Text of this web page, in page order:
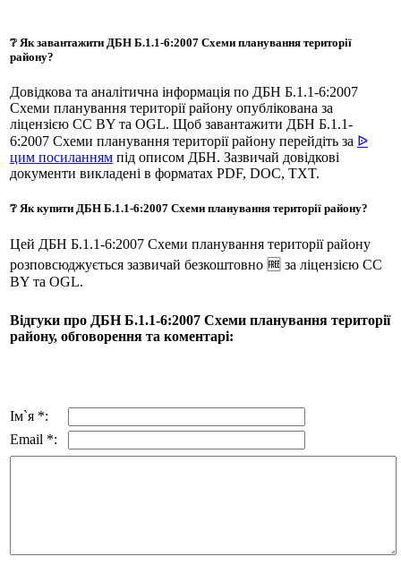
❔ Як завантажити ДБН Б.1.1-6:2007 Схеми планування території
району?
Довідкова та аналітична інформація по ДБН Б.1.1-6:2007
Схеми планування території району опублікована за
ліцензією CC BY та OGL. Щоб завантажити ДБН Б.1.1-
6:2007 Схеми планування території району перейдіть за ᐉ
цим посиланням під описом ДБН. Зазвичай довідкові
документи викладені в форматах PDF, DOC, TXT.
❔ Як купити ДБН Б.1.1-6:2007 Схеми планування території району?
Цей ДБН Б.1.1-6:2007 Схеми планування території району
розповсюджується зазвичай безкоштовно 🆓 за ліцензією CC
BY та OGL.
Відгуки про ДБН Б.1.1-6:2007 Схеми планування території
району, обговорення та коментарі:
Ім`я *:
Email *: